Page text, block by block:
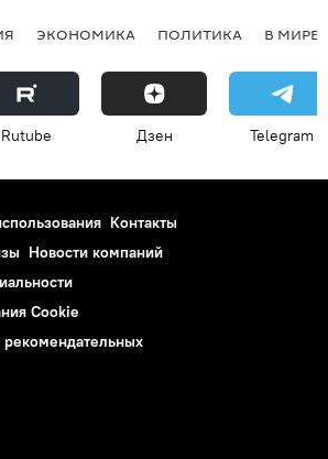
ЭКОНОМИКА ПОЛИТИКА В МИРЕ
Rutube Дзен Telegram
Контакты
Новости компаний
Cookie